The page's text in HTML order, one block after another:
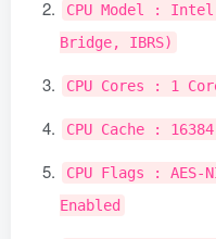
CPU Model : Intel
Bridge, IBRS)
CPU Cores : 1
CPU Cache : 16384
CPU Flags : AES-
Enabled